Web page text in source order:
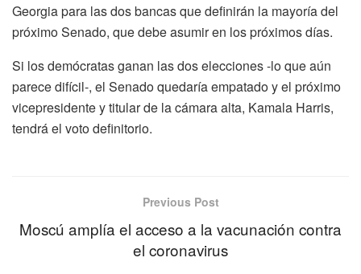
Georgia para las dos bancas que definirán la mayoría del
próximo Senado, que debe asumir en los próximos días.
Si los demócratas ganan las dos elecciones -lo que aún
parece difícil-, el Senado quedaría empatado y el próximo
vicepresidente y titular de la cámara alta, Kamala Harris,
tendrá el voto definitorio.
Previous Post
Moscú amplía el acceso a la vacunación contra
el coronavirus